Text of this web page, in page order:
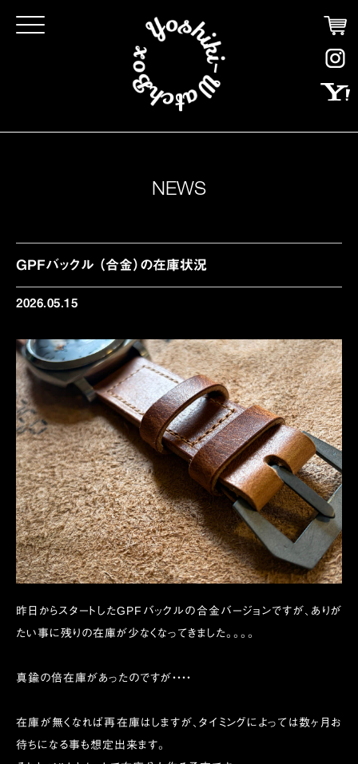
Click
NEWS
GPFバックル （合金）の在庫状況
2026.05.15
昨日からスタートしたGPFバックルの合金バージョンですが、ありが
たい事に残りの在庫が少なくなってきました。。。。
真鍮の倍在庫があったのですが・・・・
在庫が無くなれば再在庫はしますが、タイミングによっては数ヶ月お
待ちになる事も想定出来ます。